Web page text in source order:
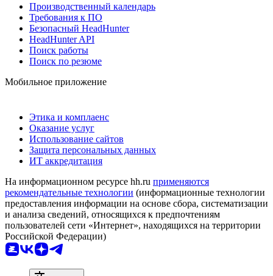
Производственный календарь
Требования к ПО
Безопасный HeadHunter
HeadHunter API
Поиск работы
Поиск по резюме
Мобильное приложение
Этика и комплаенс
Оказание услуг
Использование сайтов
Защита персональных данных
ИТ аккредитация
На информационном ресурсе hh.ru применяются
рекомендательные технологии (информационные технологии
предоставления информации на основе сбора, систематизации
и анализа сведений, относящихся к предпочтениям
пользователей сети «Интернет», находящихся на территории
Российской Федерации)